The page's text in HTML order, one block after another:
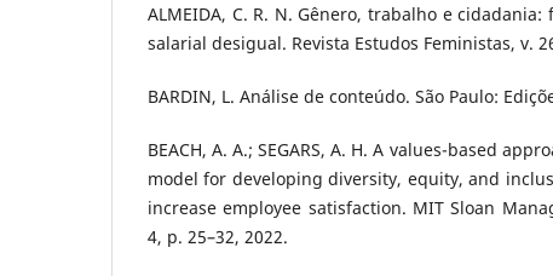
ALMEIDA, C. R. N. Gênero, trabalho e
salarial desigual. Revista Estudos Feministas, v.
BARDIN, L. Análise de conteúdo. São Paulo:
BEACH, A. A.; SEGARS, A. H. A values-based
model for developing diversity, equity, and
increase employee satisfaction. MIT Sloan
4, p. 25–32, 2022.